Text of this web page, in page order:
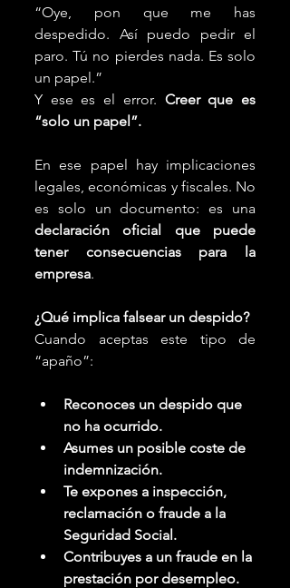
“Oye, pon que me has
despedido. Así puedo pedir el
paro. Tú no pierdes nada. Es solo
un papel.”
Y ese es el error. Creer que es
“solo un papel”.
En ese papel hay implicaciones
legales, económicas y fiscales. No
declaración oficial que puede
tener consecuencias para la
empresa.
¿Qué implica falsear un despido?
Cuando aceptas este tipo de
“apaño”:
Reconoces un despido que
no ha ocurrido.
Asumes un posible coste de
indemnización.
Te expones a inspección,
reclamación o fraude a la
Seguridad Social.
Contribuyes a un fraude en la
prestación por desempleo.